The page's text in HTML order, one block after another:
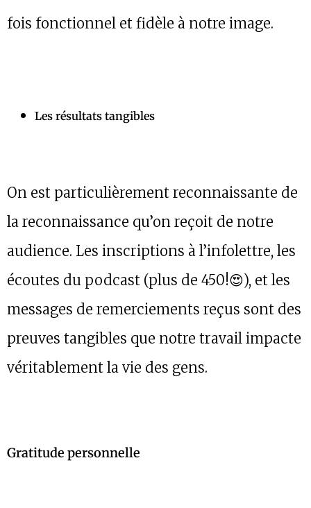
fois fonctionnel et fidèle à notre image.
Les résultats tangibles
On est particulièrement reconnaissante de
la reconnaissance qu’on reçoit de notre
audience. Les inscriptions à l’infolettre, les
écoutes du podcast (plus de 450!😍), et les
messages de remerciements reçus sont des
preuves tangibles que notre travail impacte
véritablement la vie des gens.
Gratitude personnelle